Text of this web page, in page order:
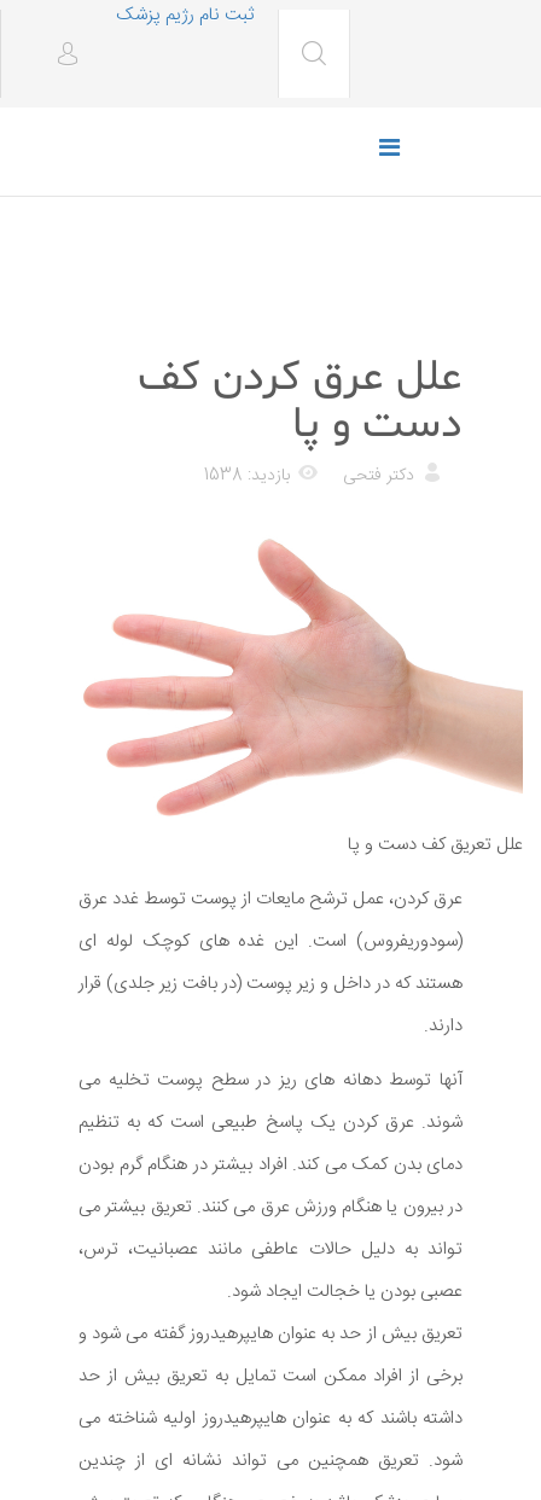
ثبت نام رژیم پزشک
علل عرق کردن کف
دست و پا
دکتر فتحی بازدید: 1538
علل تعریق کف دست و پا
عرق کردن، عمل ترشح مایعات از پوست توسط غدد عرق
(سودوریفروس) است. این غده های کوچک لوله ای
هستند که در داخل و زیر پوست (در بافت زیر جلدی) قرار
دارند.
آنها توسط دهانه های ریز در سطح پوست تخلیه می
شوند. عرق کردن یک پاسخ طبیعی است که به تنظیم
دمای بدن کمک می کند. افراد بیشتر در هنگام گرم بودن
در بیرون یا هنگام ورزش عرق می کنند. تعریق بیشتر می
تواند به دلیل حالات عاطفی مانند عصبانیت، ترس،
عصبی بودن یا خجالت ایجاد شود.
تعریق بیش از حد به عنوان هایپرهیدروز گفته می شود و
برخی از افراد ممکن است تمایل به تعریق بیش از حد
داشته باشند که به عنوان هایپرهیدروز اولیه شناخته می
شود. تعریق همچنین می تواند نشانه ای از چندین